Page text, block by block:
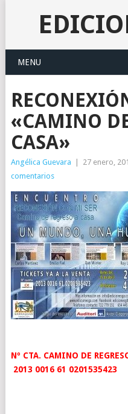
MENU
«CAMINO
CASA»
Angélica Guevara 27 enero,
comentarios
Nº CTA. CAMINO DE
2013 0016 61 0201535423